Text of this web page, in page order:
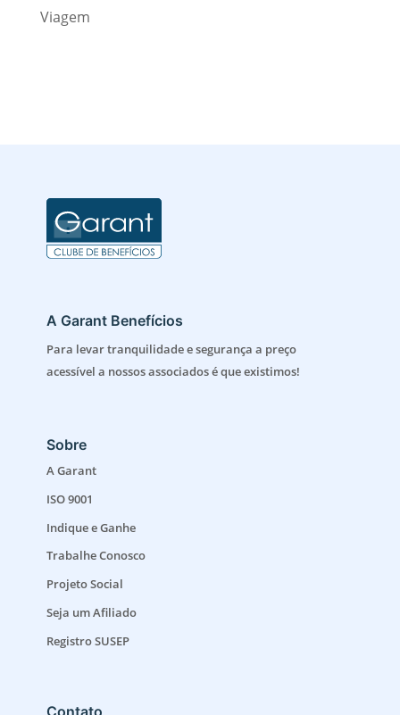
Viagem
A Garant Benefícios
Para levar tranquilidade e segurança a preço
acessível a nossos associados é que existimos!
Sobre
A Garant
ISO 9001
Indique e Ganhe
Trabalhe Conosco
Projeto Social
Seja um Afiliado
Registro SUSEP
Contato